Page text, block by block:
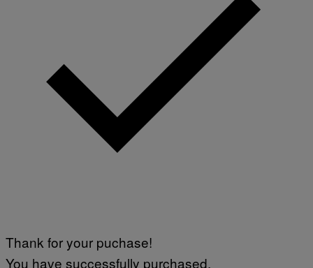
Thank for your puchase!
You have successfully purchased.